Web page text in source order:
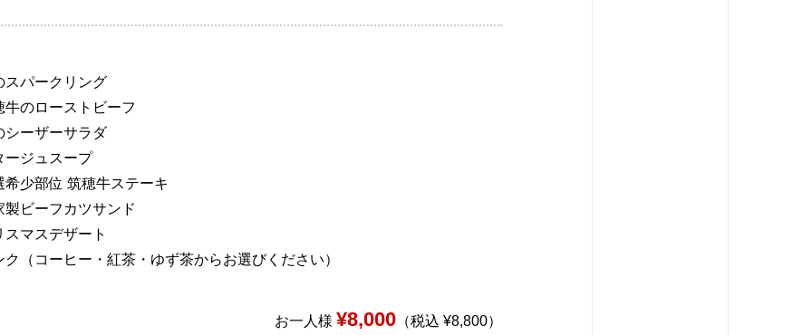
スパークリング
牛のローストビーフ
シーザーサラダ
ージュスープ
希少部位 筑穂牛ステーキ
製ビーフカツサンド
スマスデザート
（コーヒー・紅茶・ゆず茶からお選びください）
お一人様 ¥8,000 （税込 ¥8,800）